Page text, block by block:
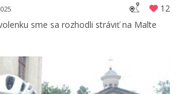
12
sme sa rozhodli stráviť na Malte